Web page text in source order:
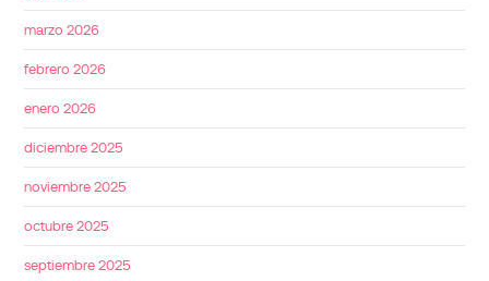
marzo 2026
febrero 2026
enero 2026
diciembre 2025
noviembre 2025
octubre 2025
septiembre 2025